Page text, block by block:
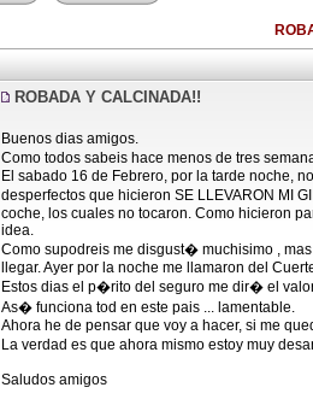
ROBADA Y CALCINADA!!
Buenos dias amigos.
Como todos sabeis hace menos de tres
El sabado 16 de Febrero, por la tarde noche,
desperfectos que hicieron SE LLEVARON MI
coche, los cuales no tocaron. Como hicieron
idea.
Como supodreis me disgust� muchisimo ,
llegar. Ayer por la noche me llamaron del
Estos dias el p�rito del seguro me dir� el
As� funciona tod en este pais ... lamentable.
Ahora he de pensar que voy a hacer, si me
La verdad es que ahora mismo estoy muy
Saludos amigos